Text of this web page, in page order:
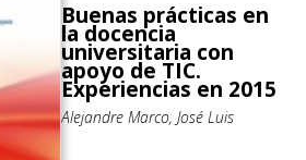
Buenas prácticas en
la docencia
universitaria con
apoyo de TIC.
Experiencias en 2015
Alejandre Marco, José Luis